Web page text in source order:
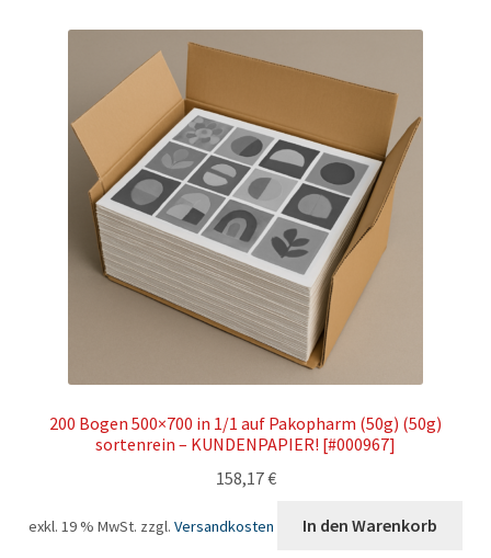
200 Bogen 500×700 in 1/1 auf Pakopharm (50g) (50g)
sortenrein – KUNDENPAPIER! [#000967]
158,17€
exkl. 19 % MwSt. zzgl.Versandkosten In den Warenkorb